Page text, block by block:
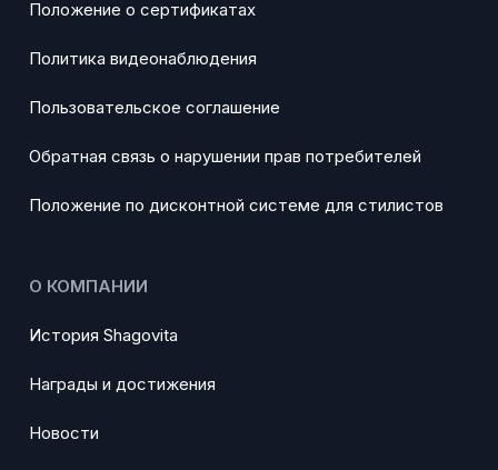
Положение о сертификатах
Политика видеонаблюдения
Пользовательское соглашение
Обратная связь о нарушении прав потребителей
Положение по дисконтной системе для стилистов
О КОМПАНИИ
История Shagovita
Награды и достижения
Новости